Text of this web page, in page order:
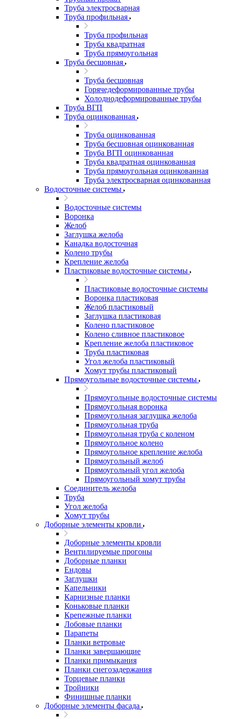
Труба электросварная
Труба профильная
Труба профильная
Труба квадратная
Труба прямоугольная
Труба бесшовная
Труба бесшовная
Горячедеформированные трубы
Холоднодеформированные трубы
Труба ВГП
Труба оцинкованная
Труба оцинкованная
Труба бесшовная оцинкованная
Труба ВГП оцинкованная
Труба квадратная оцинкованная
Труба прямоугольная оцинкованная
Труба электросварная оцинкованная
Водосточные системы
Водосточные системы
Воронка
Желоб
Заглушка желоба
Канадка водосточная
Колено трубы
Крепление желоба
Пластиковые водосточные системы
Пластиковые водосточные системы
Воронка пластиковая
Желоб пластиковый
Заглушка пластиковая
Колено пластиковое
Колено сливное пластиковое
Крепление желоба пластиковое
Труба пластиковая
Угол желоба пластиковый
Хомут трубы пластиковый
Прямоугольные водосточные системы
Прямоугольные водосточные системы
Прямоугольная воронка
Прямоугольная заглушка желоба
Прямоугольная труба
Прямоугольная труба c коленом
Прямоугольное колено
Прямоугольное крепление желоба
Прямоугольный желоб
Прямоугольный угол желоба
Прямоугольный хомут трубы
Соединитель желоба
Труба
Угол желоба
Хомут трубы
Доборные элементы кровли
Доборные элементы кровли
Вентилируемые прогоны
Доборные планки
Ендовы
Заглушки
Капельники
Карнизные планки
Коньковые планки
Крепежные планки
Лобовые планки
Парапеты
Планки ветровые
Планки завершающие
Планки примыкания
Планки снегозадержания
Торцевые планки
Тройники
Финишные планки
Доборные элементы фасада